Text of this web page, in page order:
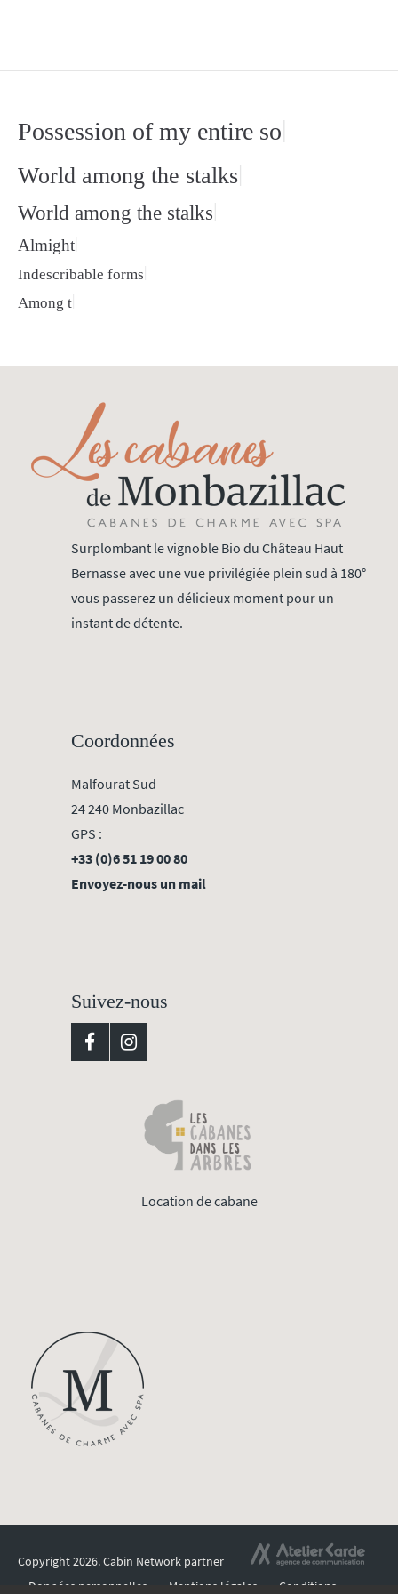
Possession of my entire sou
World among the stalks|
World among the stalks|
A|
Indescribable forms
Among the sta
Surplombant le vignoble Bio du Château Haut
Bernasse avec une vue privilégiée plein sud à 180°
vous passerez un délicieux moment pour un
instant de détente.
Coordonnées
Malfourat Sud
24 240 Monbazillac
GPS :
+33 (0)6 51 19 00 80
Envoyez-nous un mail
Suivez-nous
Location de cabane
Copyright 2026.Cabin Network partner
Données personnelles
Mentions légales Conditions